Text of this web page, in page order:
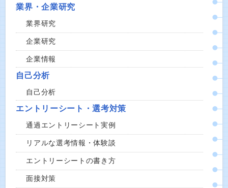
業界・企業研究
業界研究
企業研究
企業情報
自己分析
自己分析
エントリーシート・選考対策
通過エントリーシート実例
リアルな選考情報・体験談
エントリーシートの書き方
面接対策